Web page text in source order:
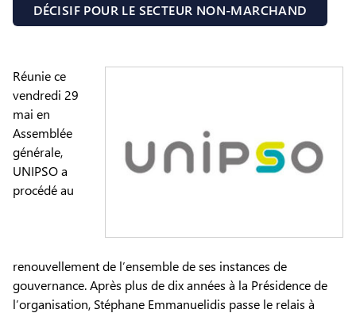
DÉCISIF POUR LE SECTEUR NON-MARCHAND
Réunie ce
vendredi 29
mai en
Assemblée
générale,
UNIPSO a
procédé au
renouvellement de l’ensemble de ses instances de
gouvernance. Après plus de dix années à la Présidence de
l’organisation, Stéphane Emmanuelidis passe le relais à